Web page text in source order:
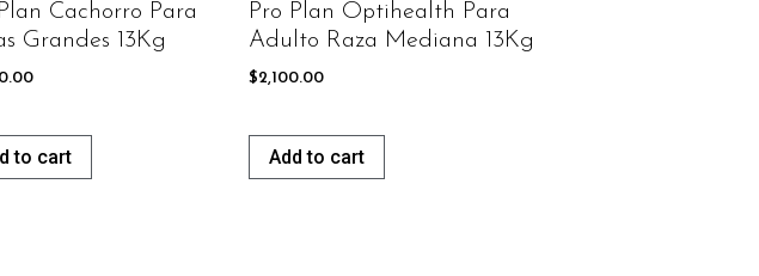
Cachorro Para
Grandes 13Kg
to cart
Pro Plan Optihealth Para
Adulto Raza Mediana 13Kg
$2,100.00
Add to cart